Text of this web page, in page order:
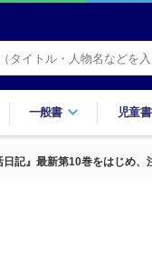
一般書 児童書
日記』最新第10巻をはじ